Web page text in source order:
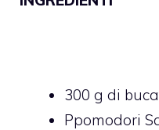
300 g di
Ppomodori